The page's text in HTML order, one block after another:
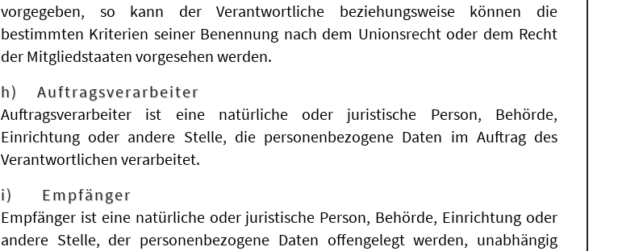
vorgegeben, so kann der Verantwortliche beziehungsweise können die
bestimmten Kriterien seiner Benennung nach dem Unionsrecht oder dem Recht
der Mitgliedstaaten vorgesehen werden.
h) Auftragsverarbeiter
Auftragsverarbeiter ist eine natürliche oder juristische Person, Behörde,
Einrichtung oder andere Stelle, die personenbezogene Daten im Auftrag des
Verantwortlichen verarbeitet.
i) Empfänger
Empfänger ist eine natürliche oder juristische Person, Behörde, Einrichtung oder
andere Stelle, der personenbezogene Daten offengelegt werden, unabhängig